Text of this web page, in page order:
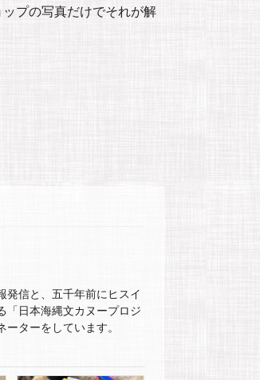
プの写真だけでそれが解
発信と、五千年前にヒスイ
「日本海縄文カヌープロジ
ターをしています。